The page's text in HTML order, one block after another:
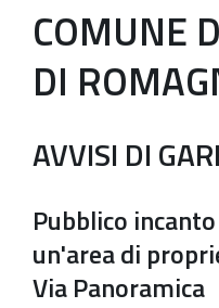
COMUNE
DI
AVVISI DI
Pubblico
un'area di
Via Panoramica